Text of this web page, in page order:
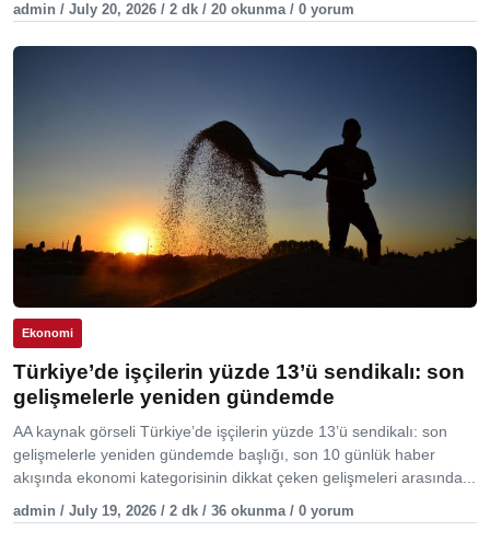
admin / July 20, 2026 / 2 dk / 20 okunma / 0 yorum
Ekonomi
Türkiye’de işçilerin yüzde 13’ü sendikalı: son
gelişmelerle yeniden gündemde
AA kaynak görseli Türkiye’de işçilerin yüzde 13’ü sendikalı: son
gelişmelerle yeniden gündemde başlığı, son 10 günlük haber
akışında ekonomi kategorisinin dikkat çeken gelişmeleri arasında...
admin / July 19, 2026 / 2 dk / 36 okunma / 0 yorum